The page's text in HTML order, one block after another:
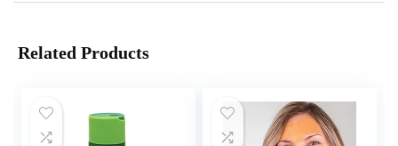
Related Products